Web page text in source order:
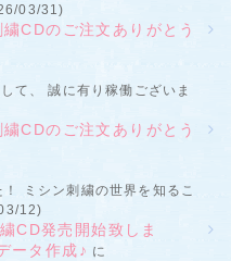
03/31)
CDのご注文ありがとう
て、 誠に有り稼働ございま
CDのご注文ありがとう
ミシン刺繍の世界を知るこ
12)
CD発売開始致しま
ータ作成♪ に